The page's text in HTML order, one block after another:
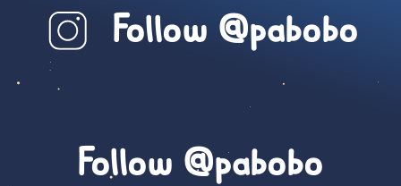
Follow @pabobo
Follow @pabobo